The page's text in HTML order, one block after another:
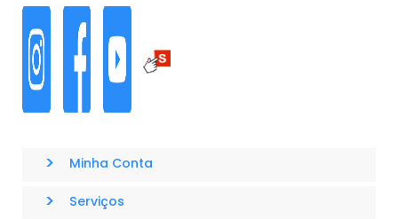
> Minha Conta
> Serviços